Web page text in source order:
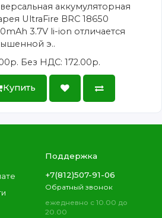
аккумуляторная
UltraFire BRC 18650
3.7V li-ion отличается
э..
Без НДС: 172.00р.
Купить
Поддержка
+7(812)507-91-06
Обратный звонок
ежедневно с 10.00 до
20.00